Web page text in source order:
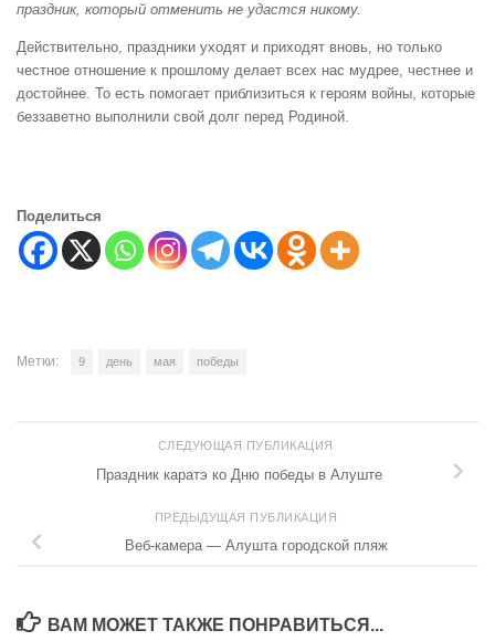
праздник, который отменить не удастся никому.
Действительно, праздники уходят и приходят вновь, но только
честное отношение к прошлому делает всех нас мудрее, честнее и
достойнее. То есть помогает приблизиться к героям войны, которые
беззаветно выполнили свой долг перед Родиной.
Поделиться
Метки: 9 день мая победы
СЛЕДУЮЩАЯ ПУБЛИКАЦИЯ
Праздник каратэ ко Дню победы в Алуште
ПРЕДЫДУЩАЯ ПУБЛИКАЦИЯ
Веб-камера — Алушта городской пляж
ВАМ МОЖЕТ ТАКЖЕ ПОНРАВИТЬСЯ...